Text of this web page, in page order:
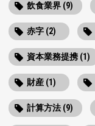
飲食業界 (9)
赤字 (2)
資本業務提携 (1)
財産 (1)
計算方法 (9)